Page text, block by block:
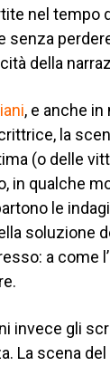
nel tempo
senza
della
, e anche
la
(o delle
in qualche
le
soluzione
a come
invece gli
La scena